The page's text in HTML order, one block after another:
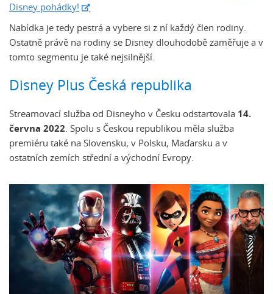
Disney pohádky!
Nabídka je tedy pestrá a vybere si z ní každý člen rodiny.
Ostatně právě na rodiny se Disney dlouhodobě zaměřuje a v
tomto segmentu je také nejsilnější.
Disney Plus Česká republika
Streamovací služba od Disneyho v Česku odstartovala 14.
června 2022. Spolu s Českou republikou měla služba
premiéru také na Slovensku, v Polsku, Maďarsku a v
ostatních zemích střední a východní Evropy.